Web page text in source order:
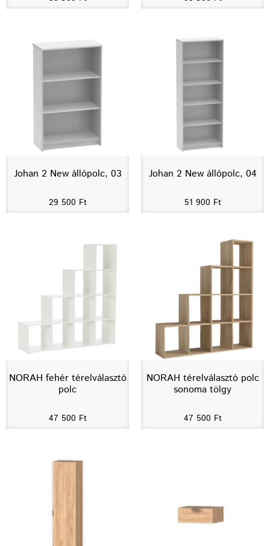
Johan 2 New állópolc, 03
29 500 Ft
Johan 2 New állópolc, 04
51 900 Ft
NORAH fehér térelválasztó
polc
47 500 Ft
NORAH térelválasztó polc
sonoma tölgy
47 500 Ft